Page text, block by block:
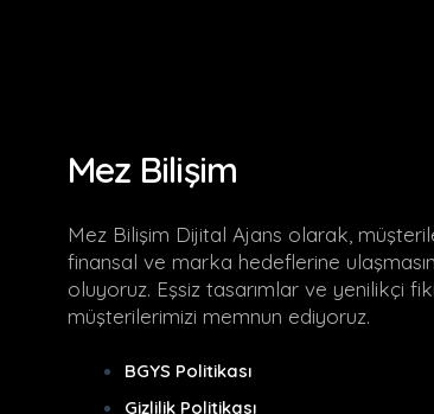
Mez Bilişim
Mez Bilişim Dijital Ajans olarak,
finansal ve marka hedeflerine
oluyoruz. Eşsiz tasarımlar ve yenilikçi
müşterilerimizi memnun ediyoruz.
BGYS Politikası
Gizlilik Politikası